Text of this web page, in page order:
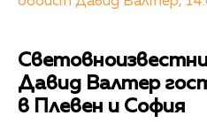
Давид Валтер
в Плевен и София